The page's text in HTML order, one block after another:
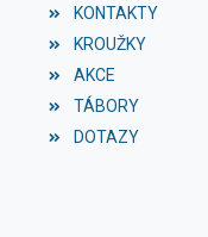
KONTAKTY
KROUŽKY
AKCE
TÁBORY
DOTAZY